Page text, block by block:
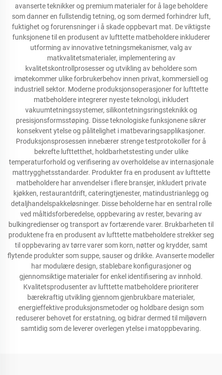
avanserte teknikker og premium materialer for å lage beholdere
som danner en fullstendig tetning, og som dermed forhindrer luft,
fuktighet og forurensninger i å skade oppbevart mat. De viktigste
funksjonene til en produsent av lufttette matbeholdere inkluderer
utforming av innovative tetningsmekanismer, valg av
matkvalitetsmaterialer, implementering av
kvalitetskontrollprosesser og utvikling av beholdere som
imøtekommer ulike forbrukerbehov innen privat, kommersiell og
industriell sektor. Moderne produksjonsoperasjoner for lufttette
matbeholdere integrerer nyeste teknologi, inkludert
vakuumtetningssystemer, silikontetningsringsteknikk og
presisjonsformsstøping. Disse teknologiske funksjonene sikrer
konsekvent ytelse og pålitelighet i matbevaringsapplikasjoner.
Produksjonsprosessen innebærer strenge testprotokoller for å
bekrefte lufttetthet, holdbarhetstesting under ulike
temperaturforhold og verifisering av overholdelse av internasjonale
mattrygghetsstandarder. Produkter fra en produsent av lufttette
matbeholdere har anvendelser i flere bransjer, inkludert private
kjøkken, restaurantdrift, cateringtjenester, matindustrianlegg og
detaljhandelspakkeløsninger. Disse beholderne har en sentral rolle
ved måltidsforberedelse, oppbevaring av rester, bevaring av
bulkingredienser og transport av fortærende varer. Brukbarheten til
produktene fra en produsent av lufttette matbeholdere strekker seg
til oppbevaring av tørre varer som korn, nøtter og krydder, samt
flytende produkter som suppe, sauser og drikke. Avanserte modeller
har modulære design, stablebare konfigurasjoner og
gjennomsiktige materialer for enkel identifisering av innhold.
Kvalitetsprodusenter av lufttette matbeholdere prioriterer
bærekraftig utvikling gjennom gjenbrukbare materialer,
energieffektive produksjonsmetoder og holdbare design som
reduserer behovet for erstatning, og bidrar dermed til miljøvern
samtidig som de leverer overlegen ytelse i matoppbevaring.